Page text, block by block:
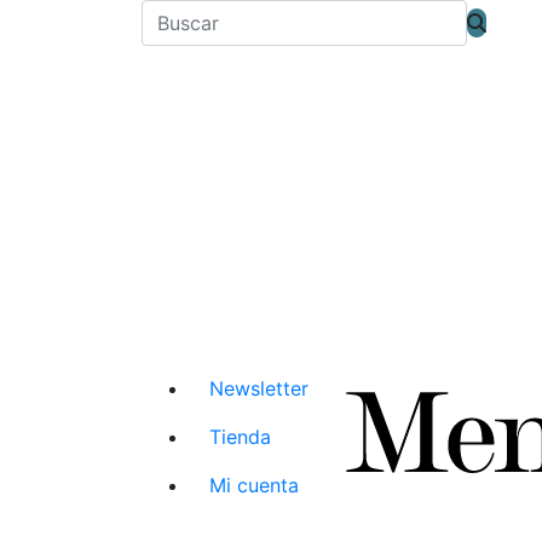
Newsletter
Tienda
Mi cuenta